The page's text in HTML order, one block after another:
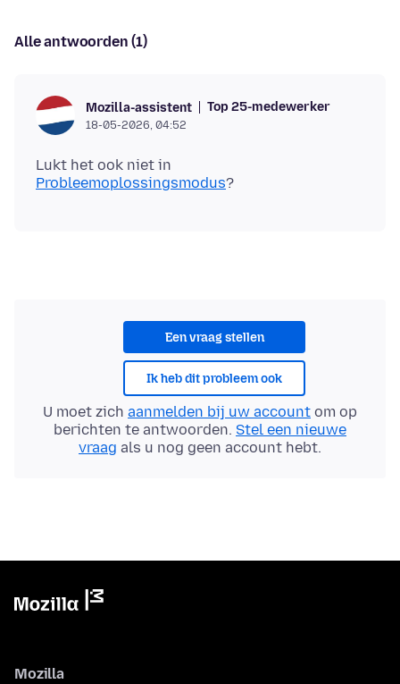
Alle antwoorden (1)
Mozilla-assistent Top 25-medewerker
18-05-2026, 04:52
Lukt het ook niet in
Probleemoplossingsmodus
Een vraag stellen
Ik heb dit probleem ook
U moet zich aanmelden bij uw account om op
berichten te antwoorden. Stel een nieuwe
vraag als u nog geen account hebt.
Mozilla